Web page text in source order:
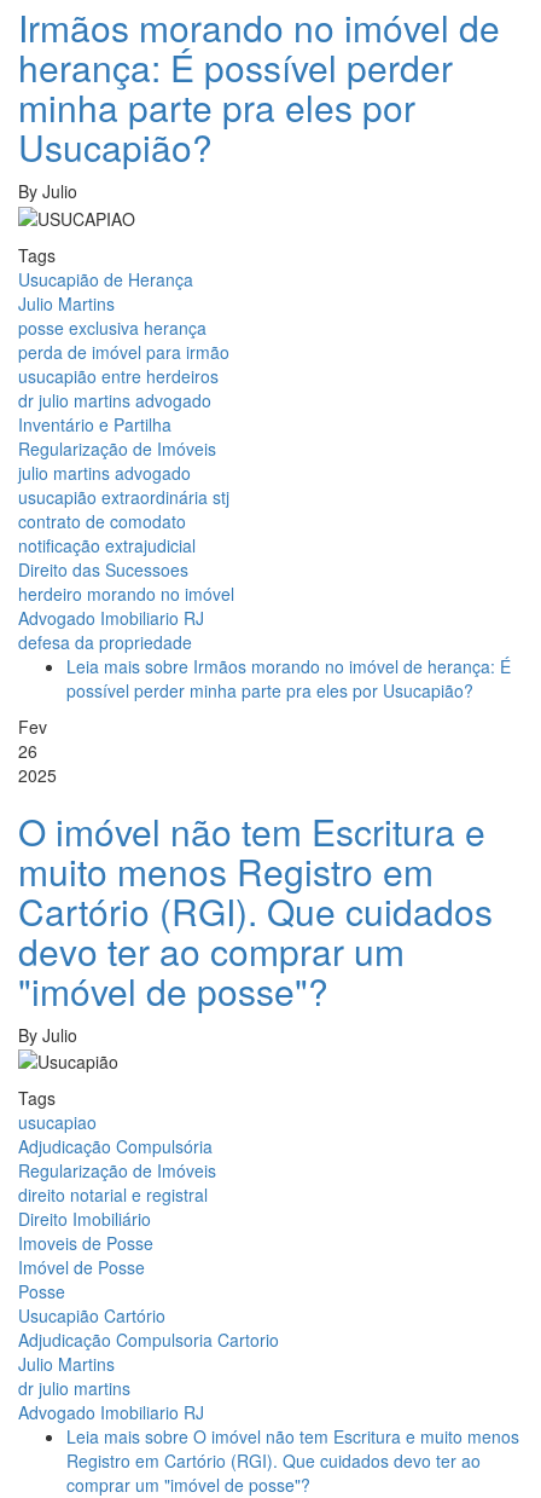
Irmãos morando no imóvel de
herança: É possível perder
minha parte pra eles por
Usucapião?
By Julio
Tags
Usucapião de Herança
Julio Martins
posse exclusiva herança
perda de imóvel para irmão
usucapião entre herdeiros
dr julio martins advogado
Inventário e Partilha
Regularização de Imóveis
julio martins advogado
usucapião extraordinária stj
contrato de comodato
notificação extrajudicial
Direito das Sucessoes
herdeiro morando no imóvel
Advogado Imobiliario RJ
defesa da propriedade
Leia mais sobre Irmãos morando no imóvel de herança: É
possível perder minha parte pra eles por Usucapião?
Fev
26
2025
O imóvel não tem Escritura e
muito menos Registro em
Cartório (RGI). Que cuidados
devo ter ao comprar um
"imóvel de posse"?
By Julio
Tags
usucapiao
Adjudicação Compulsória
Regularização de Imóveis
direito notarial e registral
Direito Imobiliário
Imoveis de Posse
Imóvel de Posse
Posse
Usucapião Cartório
Adjudicação Compulsoria Cartorio
Julio Martins
dr julio martins
Advogado Imobiliario RJ
Leia mais sobre O imóvel não tem Escritura e muito menos
Registro em Cartório (RGI). Que cuidados devo ter ao
comprar um "imóvel de posse"?